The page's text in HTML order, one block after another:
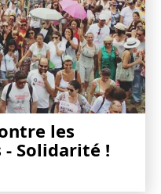
les
Solidarité !